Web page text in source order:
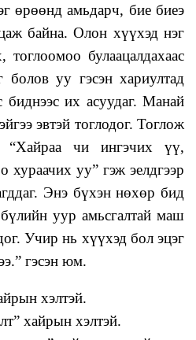
өрөөнд амьдарч, бие биеэ
байна. Олон хүүхэд нэг
тоглоомоо булаацалдахаас
болов уу гэсэн хариултад
биднээс их асуудаг. Манай
эвтэй тоглодог. Тоглож
“Хайраа чи ингэчих үү,
уу” гэж эелдгээр
Энэ бүхэн нөхөр бид
уур амьсгалтай маш
Учир нь хүүхэд бол эцэг
гэсэн юм.
хэлтэй.
хайрын хэлтэй.